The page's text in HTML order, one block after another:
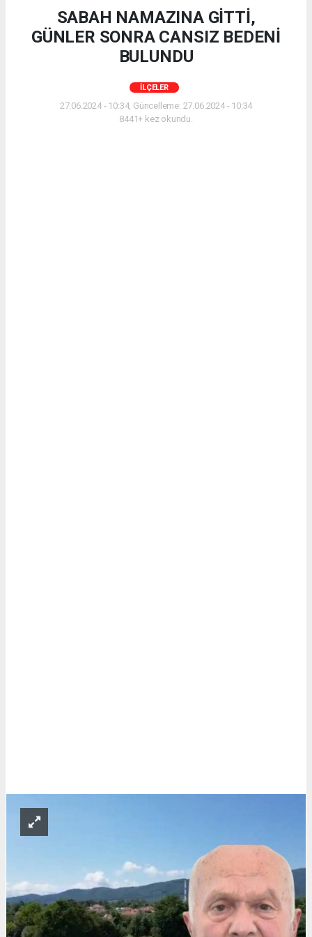
SABAH NAMAZINA GİTTİ,
GÜNLER SONRA CANSIZ BEDENİ
BULUNDU
İLÇELER
27.06.2024 - 10:34, Güncelleme: 27.06.2024 - 10:34
8441+ kez okundu.